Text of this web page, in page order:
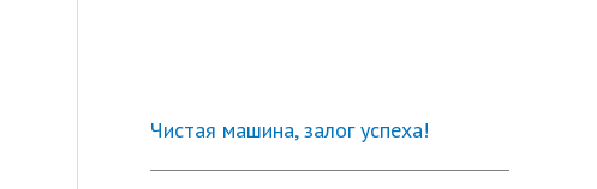
Чистая машина, залог успеха!